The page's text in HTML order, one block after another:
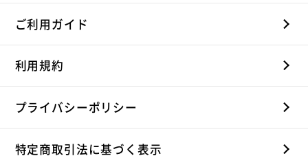
ご利用ガイド
利用規約
プライバシーポリシー
特定商取引法に基づく表示